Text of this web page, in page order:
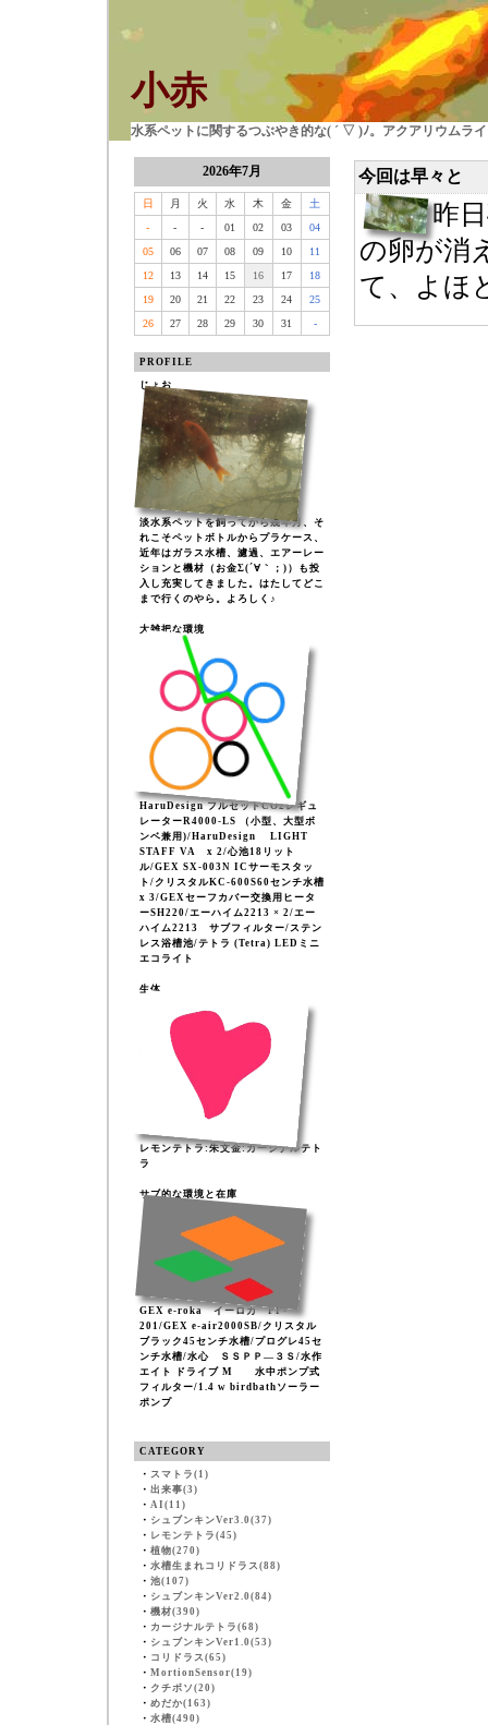
小赤
水系ペットに関するつぶやき的な( ´ ▽ )ﾉ。アクアリウムラ
2026年7月
日 月 火 水 木 金
土
-
- - 01 02 03
04
05
06 07 08 09 10
11
12
13 14 15 16 17
18
19
20 21 22 23 24
25
26
27 28 29 30 31 -
PROFILE
じょお
淡水系ペットを飼ってから幾年月、そ
れこそペットボトルからプラケース、
近年はガラス水槽、濾過、エアーレー
ションと機材（お金Σ(´∀｀；)）も投
入し充実してきました。はたしてどこ
まで行くのやら。よろしく♪
大雑把な環境
HaruDesign フルセットCO2レギュ
レーターR4000-LS （小型、大型ボ
ンベ兼用)/HaruDesign LIGHT
STAFF VA x 2/心池18リット
ル/GEX SX-003N ICサーモスタッ
ト/クリスタルKC-600S60センチ水槽
x 3/GEXセーフカバー交換用ヒータ
ーSH220/エーハイム2213 × 2/エー
ハイム2213 サブフィルター/ステン
レス浴槽池/テトラ (Tetra) LEDミニ
エコライト
生体
レモンテトラ:朱文金:カージナルテト
ラ
サブ的な環境と在庫
GEX e-roka イーロカ PF-
201/GEX e-air2000SB/クリスタル
ブラック45センチ水槽/プログレ45セ
ンチ水槽/水心 ＳＳＰＰ―３Ｓ/水作
エイト ドライブ M 水中ポンプ式
フィルター/1.4 w birdbathソーラー
ポンプ
CATEGORY
・ スマトラ(1)
・ 出来事(3)
・ AI(11)
・ シュブンキンVer3.0(37)
・ レモンテトラ(45)
・ 植物(270)
・ 水槽生まれコリドラス(88)
・ 池(107)
・ シュブンキンVer2.0(84)
・ 機材(390)
・ カージナルテトラ(68)
・ シュブンキンVer1.0(53)
・ コリドラス(65)
・ MortionSensor(19)
・ クチボソ(20)
・ めだか(163)
・ 水槽(490)
今回は早々と
昨
の卵が消
て、よほ